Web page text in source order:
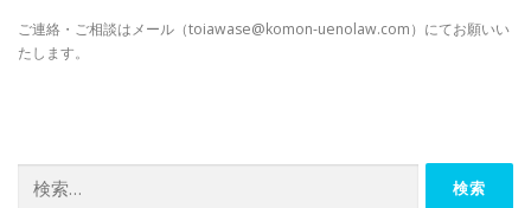
ご連絡・ご相談はメール（toiawase@komon-uenolaw.com）にてお願いい
たします。